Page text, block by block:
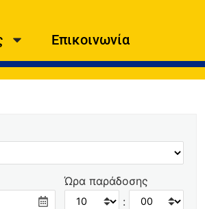
Επικοινωνία
Ώρα παράδοσης
: